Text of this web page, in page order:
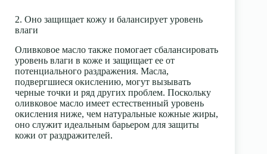
2. Оно защищает кожу и балансирует уровень
влаги
Оливковое масло также помогает сбалансировать
уровень влаги в коже и защищает ее от
потенциального раздражения. Масла,
подвергшиеся окислению, могут вызывать
черные точки и ряд других проблем. Поскольку
оливковое масло имеет естественный уровень
окисления ниже, чем натуральные кожные жиры,
оно служит идеальным барьером для защиты
кожи от раздражителей.